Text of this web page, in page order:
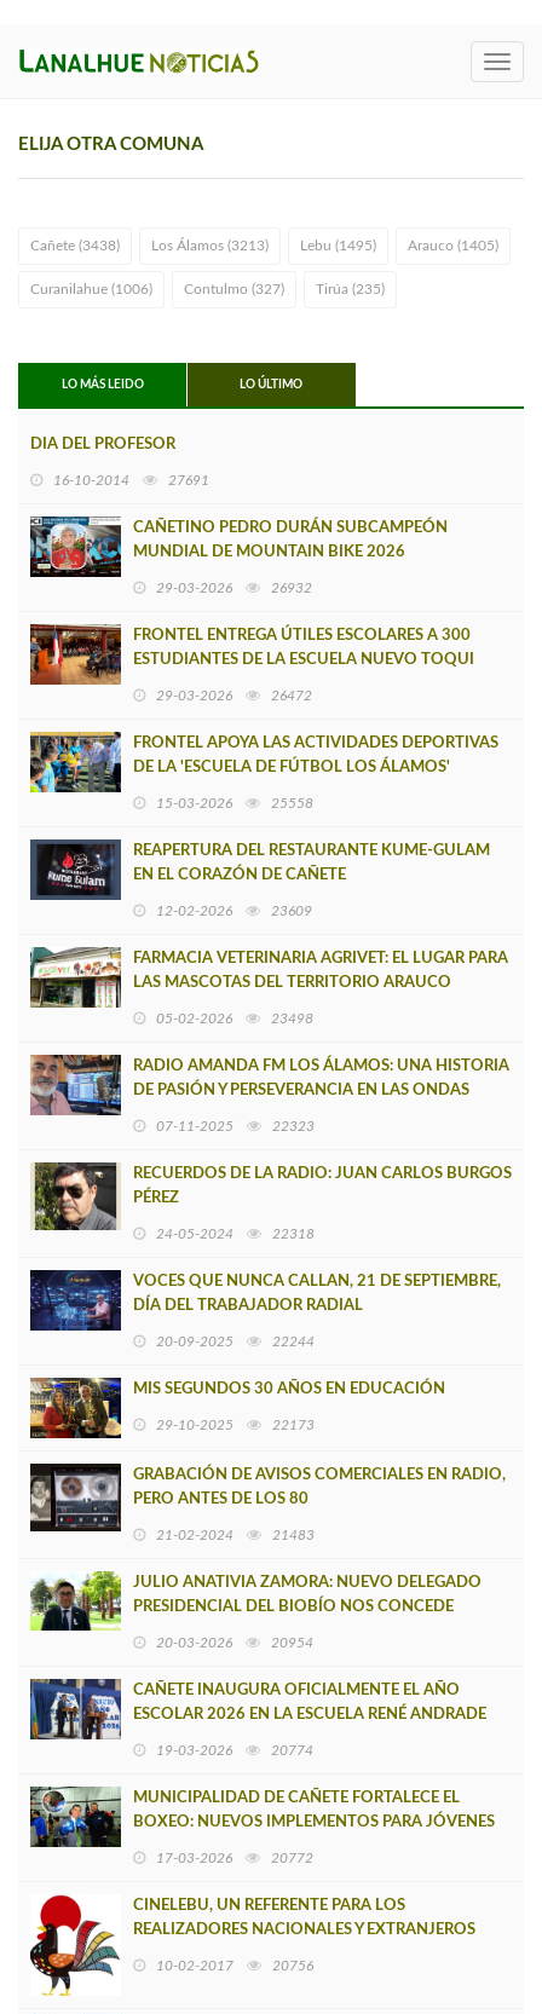
ELIJA OTRA COMUNA
Cañete (3438) Los Álamos (3213) Lebu (1495) Arauco (1405)
Curanilahue (1006) Contulmo (327) Tirúa (235)
LO MÁS LEIDO LO ÚLTIMO
DIA DEL PROFESOR
16-10-2014 27691
CAÑETINO PEDRO DURÁN SUBCAMPEÓN
MUNDIAL DE MOUNTAIN BIKE 2026
29-03-2026 26932
FRONTEL ENTREGA ÚTILES ESCOLARES A 300
ESTUDIANTES DE LA ESCUELA NUEVO TOQUI
29-03-2026 26472
FRONTEL APOYA LAS ACTIVIDADES DEPORTIVAS
DE LA 'ESCUELA DE FÚTBOL LOS ÁLAMOS'
15-03-2026 25558
REAPERTURA DEL RESTAURANTE KUME-GULAM
EN EL CORAZÓN DE CAÑETE
12-02-2026 23609
FARMACIA VETERINARIA AGRIVET: EL LUGAR PARA
LAS MASCOTAS DEL TERRITORIO ARAUCO
05-02-2026 23498
RADIO AMANDA FM LOS ÁLAMOS: UNA HISTORIA
DE PASIÓN Y PERSEVERANCIA EN LAS ONDAS
07-11-2025 22323
RECUERDOS DE LA RADIO: JUAN CARLOS BURGOS
PÉREZ
24-05-2024 22318
VOCES QUE NUNCA CALLAN, 21 DE SEPTIEMBRE,
DÍA DEL TRABAJADOR RADIAL
20-09-2025 22244
MIS SEGUNDOS 30 AÑOS EN EDUCACIÓN
29-10-2025 22173
GRABACIÓN DE AVISOS COMERCIALES EN RADIO,
PERO ANTES DE LOS 80
21-02-2024 21483
JULIO ANATIVIA ZAMORA: NUEVO DELEGADO
PRESIDENCIAL DEL BIOBÍO NOS CONCEDE
20-03-2026 20954
CAÑETE INAUGURA OFICIALMENTE EL AÑO
ESCOLAR 2026 EN LA ESCUELA RENÉ ANDRADE
19-03-2026 20774
MUNICIPALIDAD DE CAÑETE FORTALECE EL
BOXEO: NUEVOS IMPLEMENTOS PARA JÓVENES
17-03-2026 20772
CINELEBU, UN REFERENTE PARA LOS
REALIZADORES NACIONALES Y EXTRANJEROS
10-02-2017 20756